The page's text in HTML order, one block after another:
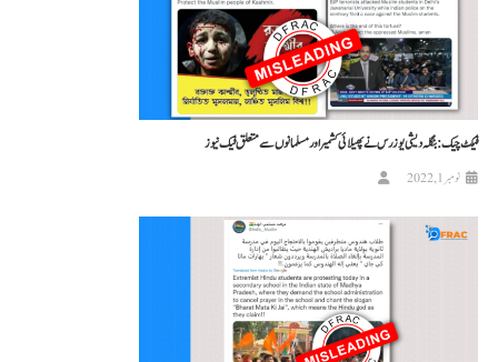
فیکٹ چیک: بنگلہ دیشی یوزرس نے پھیلائی کشمیر اور مسلمانوں سے متعلق فیک نیوز
نومبر 1, 2022